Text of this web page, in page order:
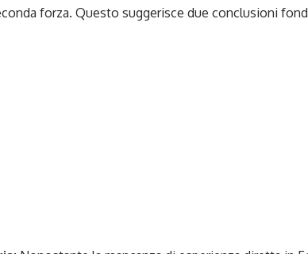
forza. Questo suggerisce due conclusioni